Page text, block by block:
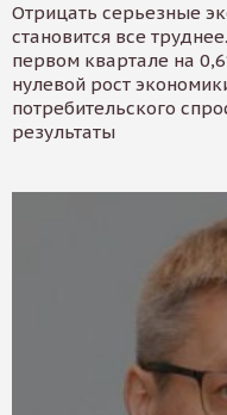
Отрицать серьезные
становится все
первом квартале на
нулевой рост
потребительского
результаты